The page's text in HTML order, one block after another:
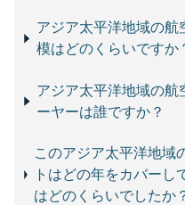
アジア太平洋地域の航
模はどのくらいですか
アジア太平洋地域の航
ーヤーは誰ですか？
このアジア太平洋地域
トはどの年をカバーし
はどのくらいでしたか